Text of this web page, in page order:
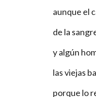
aunque el
de la
y algún
las viejas
porque lo